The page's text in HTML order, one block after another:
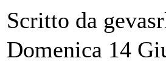
Scritto da
Domenica 14